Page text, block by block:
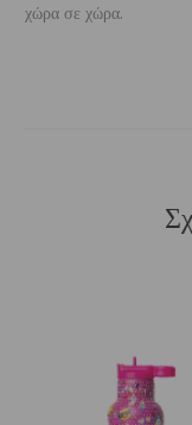
χώρα σε χώρα.